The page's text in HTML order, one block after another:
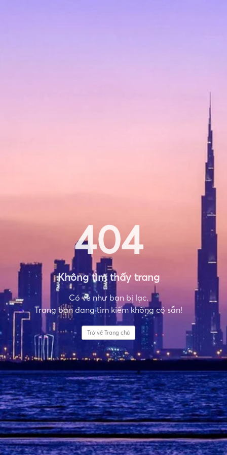
404
Không tìm thấy trang
Có vẻ như bạn bị lạc.
Trang bạn đang tìm kiếm không có sẵn!
Trở về Trang chủ